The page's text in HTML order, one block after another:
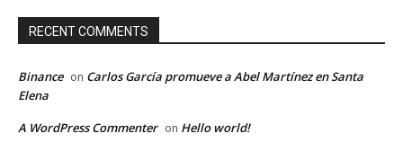
RECENT COMMENTS
Binance on Carlos García promueve a Abel Martínez en Santa
Elena
A WordPress Commenter on Hello world!